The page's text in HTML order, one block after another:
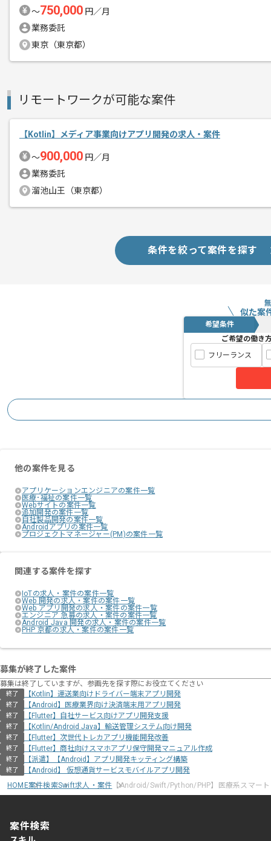
その他募集要項
エージェントからのコ
メント
医療業界にて最先端の技術開発に取り
〜750,000 円／月
業務委託
東京（東京都）
リモートワークが可能な案件
【Kotlin】メディア事業向けアプリ開発の求人・案件
〜900,000 円／月
業務委託
溜池山王（東京都）
条件を絞って案件を探す
似た案
希望条件
ご希望の働き
フリーランス
他の案件を見る
アプリケーションエンジニアの案件一覧
医療･福祉の案件一覧
Webサイトの案件一覧
追加開発の案件一覧
自社製品開発の案件一覧
Androidアプリの案件一覧
プロジェクトマネージャー(PM)の案件一覧
関連する案件を探す
IoTの求人・案件の案件一覧
Web 開発の求人・案件の案件一覧
Web アプリ開発の求人・案件の案件一覧
エンジニア 急募の求人・案件の案件一覧
Android Java 開発の求人・案件の案件一覧
PHP 京都の求人・案件の案件一覧
募集が終了した案件
募集は終了していますが、参画先を探す際にお役立てください
終了 【Kotlin】運送業向けドライバー端末アプリ開発
終了 【Android】医療業界向け決済端末用アプリ開発
終了 【Flutter】自社サービス向けアプリ開発支援
終了 【Kotlin/Android Java】輸送管理システム向け開発
終了 【Flutter】次世代トレカアプリ機能開発改善
終了 【Flutter】商社向けスマホアプリ保守開発マニュアル作成
終了 【派遣】【Android】アプリ開発キッティング構築
終了
【Android】 仮想通貨サービスモバイルアプリ開発
HOME案件検索Swift求人・案件 【Android/Swift/Python/PHP】医療系スマー
案件検索